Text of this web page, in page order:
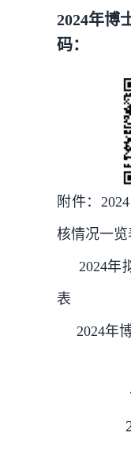
2024年博
码：
附件：
核情况一览
2024年
表
2024年